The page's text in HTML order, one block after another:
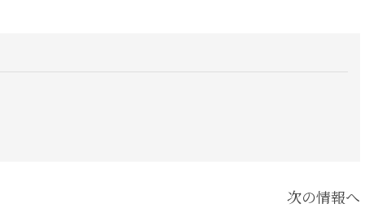
次の情報へ